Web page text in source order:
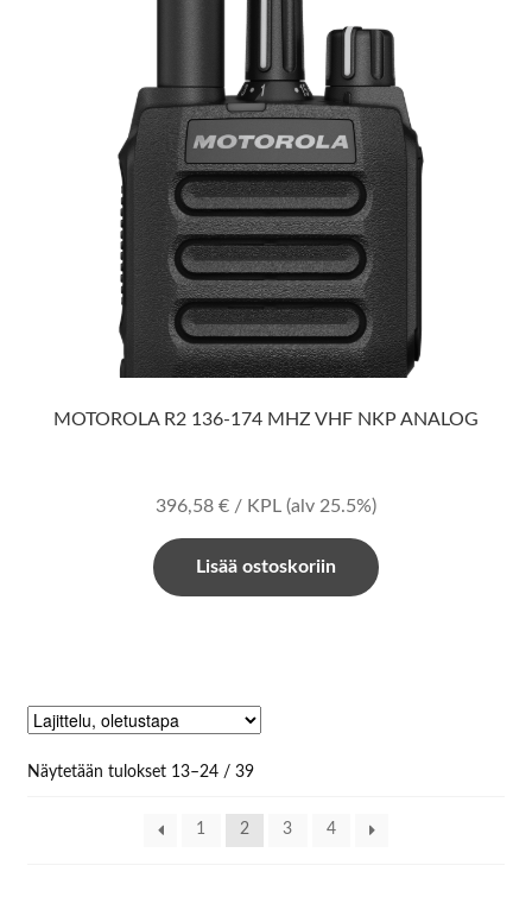
MOTOROLA R2 136-174 MHZ VHF NKP ANALOG
396,58 € / KPL (alv 25.5%)
Lisää ostoskoriin
Näytetään tulokset 13–24 / 39
1 2 3 4